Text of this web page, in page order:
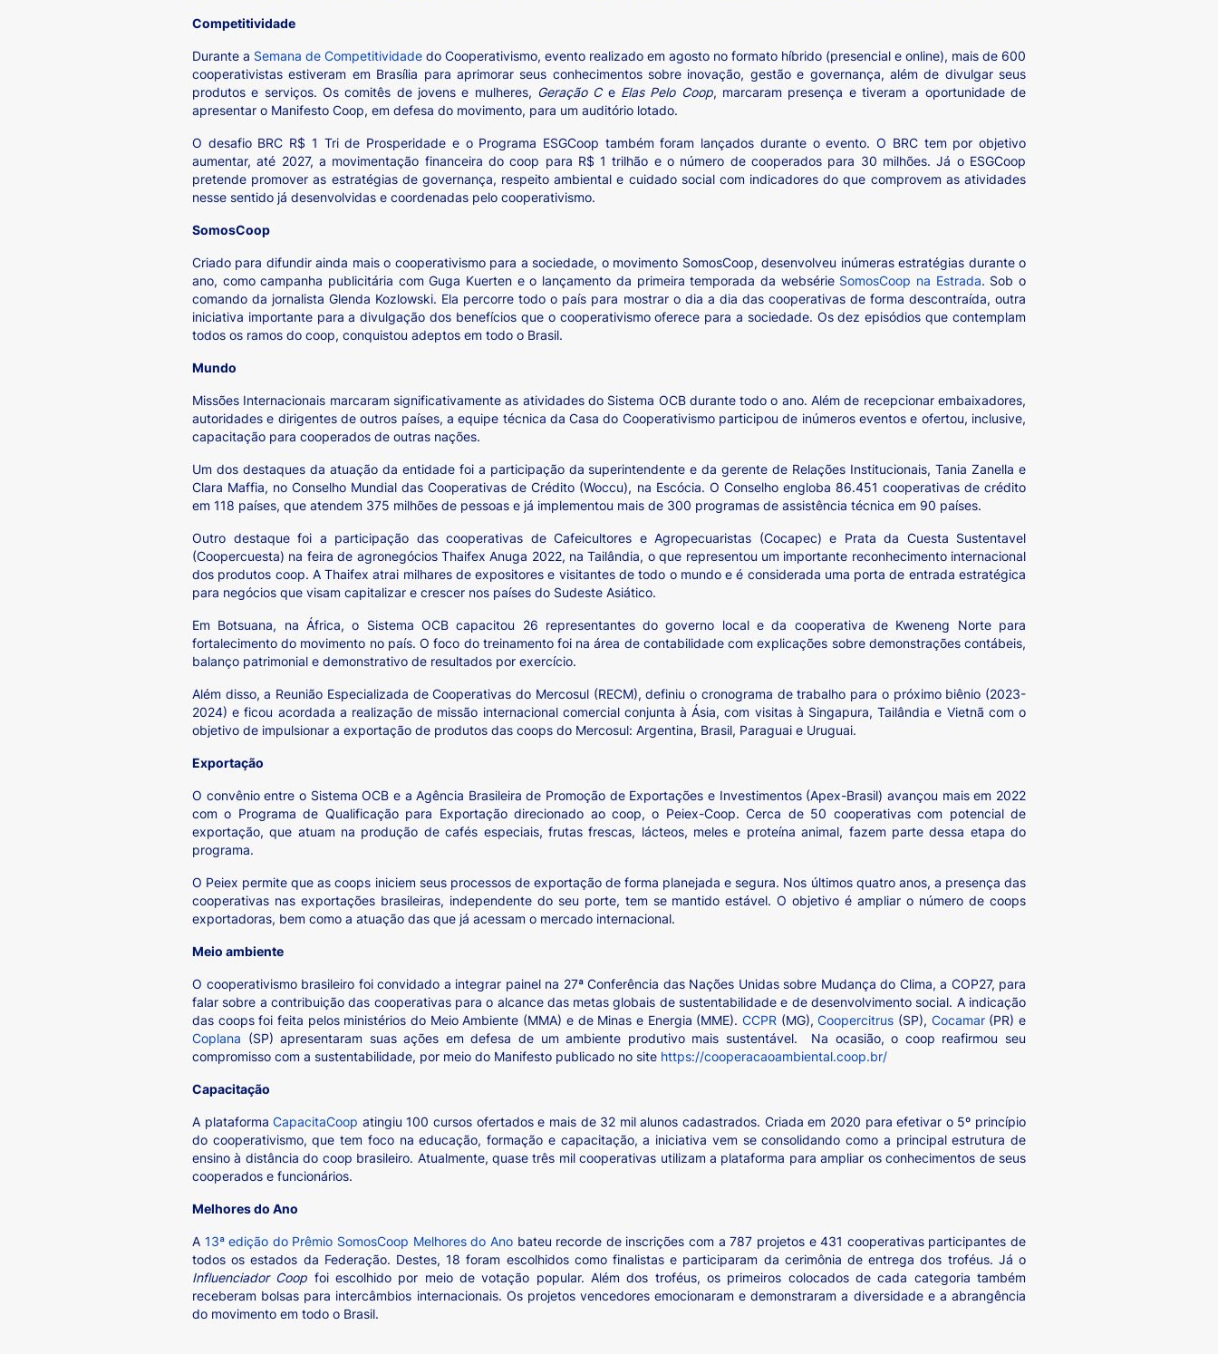
Competitividade
Durante a Semana de Competitividade do Cooperativismo, evento realizado em agosto no formato híbrido (presencial e online), mais de 600
cooperativistas estiveram em Brasília para aprimorar seus conhecimentos sobre inovação, gestão e governança, além de divulgar seus
produtos e serviços. Os comitês de jovens e mulheres, Geração Ce Elas Pelo Coop, marcaram presença e tiveram a oportunidade de
apresentar o Manifesto Coop, em defesa do movimento, para um auditório lotado.
O desafio BRC R$ 1 Tri de Prosperidade e o Programa ESGCoop também foram lançados durante o evento. O BRC tem por objetivo
aumentar, até 2027, a movimentação financeira do coop para R$ 1 trilhão e o número de cooperados para 30 milhões. Já o ESGCoop
pretende promover as estratégias de governança, respeito ambiental e cuidado social com indicadores do que comprovem as atividades
nesse sentido já desenvolvidas e coordenadas pelo cooperativismo.
SomosCoop
Criado para difundir ainda mais o cooperativismo para a sociedade, o movimento SomosCoop, desenvolveu inúmeras estratégias durante o
ano, como campanha publicitária com Guga Kuerten e o lançamento da primeira temporada da websérie SomosCoop na Estrada. Sob o
comando da jornalista Glenda Kozlowski. Ela percorre todo o país para mostrar o dia a dia das cooperativas de forma descontraída, outra
iniciativa importante para a divulgação dos benefícios que o cooperativismo oferece para a sociedade. Os dez episódios que contemplam
todos os ramos do coop, conquistou adeptos em todo o Brasil.
Mundo
Missões Internacionais marcaram significativamente as atividades do Sistema OCB durante todo o ano. Além de recepcionar embaixadores,
autoridades e dirigentes de outros países, a equipe técnica da Casa do Cooperativismo participou de inúmeros eventos e ofertou, inclusive,
capacitação para cooperados de outras nações.
Um dos destaques da atuação da entidade foi a participação da superintendente e da gerente de Relações Institucionais, Tania Zanella e
Clara Maffia, no Conselho Mundial das Cooperativas de Crédito (Woccu), na Escócia. O Conselho engloba 86.451 cooperativas de crédito
em 118 países, que atendem 375 milhões de pessoas e já implementou mais de 300 programas de assistência técnica em 90 países.
Outro destaque foi a participação das cooperativas de Cafeicultores e Agropecuaristas (Cocapec) e Prata da Cuesta Sustentavel
(Coopercuesta) na feira de agronegócios Thaifex Anuga 2022, na Tailândia, o que representou um importante reconhecimento internacional
dos produtos coop. A Thaifex atrai milhares de expositores e visitantes de todo o mundo e é considerada uma porta de entrada estratégica
para negócios que visam capitalizar e crescer nos países do Sudeste Asiático.
Em Botsuana, na África, o Sistema OCB capacitou 26 representantes do governo local e da cooperativa de Kweneng Norte para
fortalecimento do movimento no país. O foco do treinamento foi na área de contabilidade com explicações sobre demonstrações contábeis,
balanço patrimonial e demonstrativo de resultados por exercício.
Além disso, a Reunião Especializada de Cooperativas do Mercosul (RECM), definiu o cronograma de trabalho para o próximo biênio (2023-
2024) e ficou acordada a realização de missão internacional comercial conjunta à Ásia, com visitas à Singapura, Tailândia e Vietnã com o
objetivo de impulsionar a exportação de produtos das coops do Mercosul: Argentina, Brasil, Paraguai e Uruguai.
Exportação
O convênio entre o Sistema OCB e a Agência Brasileira de Promoção de Exportações e Investimentos (Apex-Brasil) avançou mais em 2022
com o Programa de Qualificação para Exportação direcionado ao coop, o Peiex-Coop. Cerca de 50 cooperativas com potencial de
exportação, que atuam na produção de cafés especiais, frutas frescas, lácteos, meles e proteína animal, fazem parte dessa etapa do
programa.
O Peiex permite que as coops iniciem seus processos de exportação de forma planejada e segura. Nos últimos quatro anos, a presença das
cooperativas nas exportações brasileiras, independente do seu porte, tem se mantido estável. O objetivo é ampliar o número de coops
exportadoras, bem como a atuação das que já acessam o mercado internacional.
Meio ambiente
O cooperativismo brasileiro foi convidado a integrar painel na 27ª Conferência das Nações Unidas sobre Mudança do Clima, a COP27, para
falar sobre a contribuição das cooperativas para o alcance das metas globais de sustentabilidade e de desenvolvimento social. A indicação
das coops foi feita pelos ministérios do Meio Ambiente (MMA) e de Minas e Energia (MME). CCPR (MG),Coopercitrus (SP), Cocamar(PR) e
Coplana (SP) apresentaram suas ações em defesa de um ambiente produtivo mais sustentável. Na ocasião, o coop reafirmou seu
compromisso com a sustentabilidade, por meio do Manifesto publicado no site https://cooperacaoambiental.coop.br/
Capacitação
A plataformaCapacitaCoop atingiu 100 cursos ofertados e mais de 32 mil alunos cadastrados. Criada em 2020 para efetivar o 5º princípio
do cooperativismo, que tem foco na educação, formação e capacitação, a iniciativa vem se consolidando como a principal estrutura de
ensino à distância do coop brasileiro. Atualmente, quase três mil cooperativas utilizam a plataforma para ampliar os conhecimentos de seus
cooperados e funcionários.
Melhores do Ano
A 13ª edição do Prêmio SomosCoop Melhores do Anobateu recorde de inscrições com a 787 projetos e 431 cooperativas participantes de
todos os estados da Federação. Destes, 18 foram escolhidos como finalistas e participaram da cerimônia de entrega dos troféus. Já o
Influenciador Coop foi escolhido por meio de votação popular. Além dos troféus, os primeiros colocados de cada categoria também
receberam bolsas para intercâmbios internacionais. Os projetos vencedores emocionaram e demonstraram a diversidade e a abrangência
do movimento em todo o Brasil.